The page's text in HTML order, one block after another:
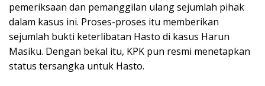
pemeriksaan dan pemanggilan ulang sejumlah pihak
dalam kasus ini. Proses-proses itu memberikan
sejumlah bukti keterlibatan Hasto di kasus Harun
Masiku. Dengan bekal itu, KPK pun resmi menetapkan
status tersangka untuk Hasto.